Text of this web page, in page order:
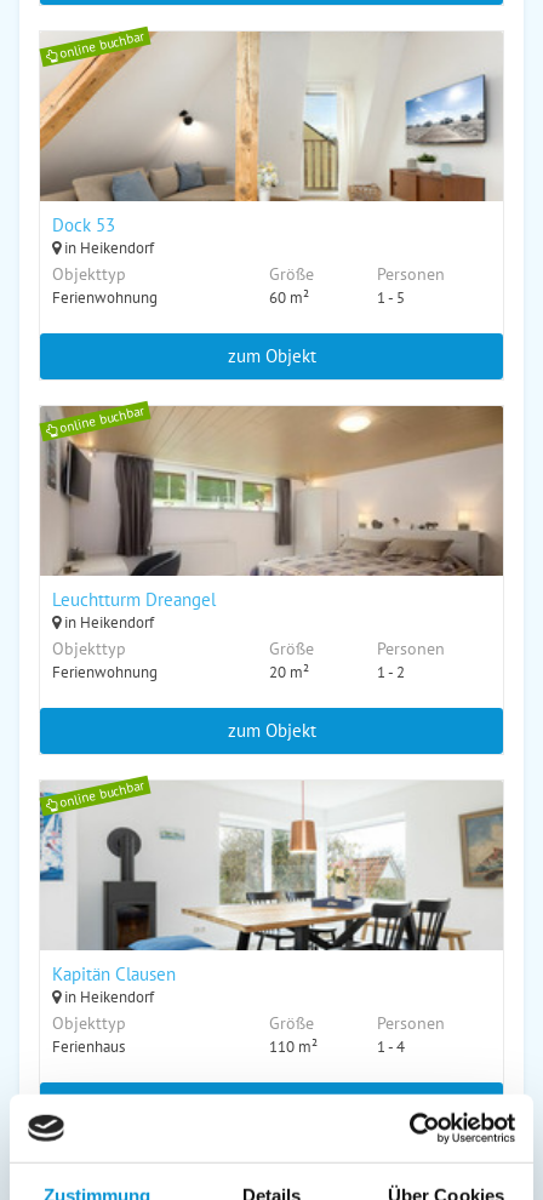
Zustimmung Details Über Cookies
online buchbar
Dock 53
in Heikendorf
Objekttyp
Ferienwohnung
Größe
60 m²
Personen
1 - 5
zum Objekt
online buchbar
Leuchtturm Dreangel
in Heikendorf
Objekttyp
Ferienwohnung
Größe
20 m²
Personen
1 - 2
zum Objekt
online buchbar
Kapitän Clausen
in Heikendorf
Objekttyp
Ferienhaus
Größe
110 m²
Personen
1 - 4
online buchbar